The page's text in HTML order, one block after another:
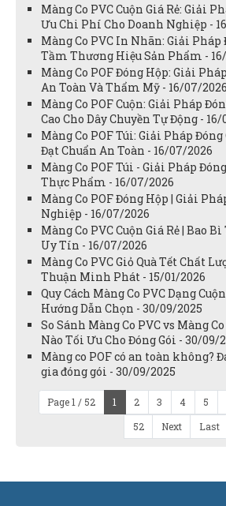
Màng Co PVC Cuộn Giá Rẻ: Giải
Ưu Chi Phí Cho Doanh Nghiệp -
Màng Co PVC In Nhãn: Giải
Tầm Thương Hiệu Sản Phẩm -
Màng Co POF Đóng Hộp: Giải
An Toàn Và Thẩm Mỹ - 16/07/2026
Màng Co POF Cuộn: Giải Pháp
Cao Cho Dây Chuyền Tự Động -
Màng Co POF Túi: Giải Pháp
Đạt Chuẩn An Toàn - 16/07/2026
Màng Co POF Túi - Giải Pháp
Thực Phẩm - 16/07/2026
Màng Co POF Đóng Hộp | Giải
Nghiệp - 16/07/2026
Màng Co PVC Cuộn Giá Rẻ | Bao
Uy Tín - 16/07/2026
Màng Co PVC Giỏ Quà Tết Chất
Thuận Minh Phát - 15/01/2026
Quy Cách Màng Co PVC Dạng
Hướng Dẫn Chọn - 30/09/2025
So Sánh Màng Co PVC vs Màng
Nào Tối Ưu Cho Đóng Gói - 30/09/
Màng co POF có an toàn không?
gia đóng gói - 30/09/2025
Page 1 / 52 1 2 3 4 5
52
Next Last